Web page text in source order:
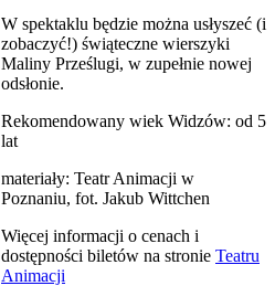
W spektaklu będzie można usłyszeć (i
zobaczyć!) świąteczne wierszyki
Maliny Prześlugi, w zupełnie nowej
odsłonie.
Rekomendowany wiek Widzów: od 5
lat
materiały: Teatr Animacji w
Poznaniu, fot. Jakub Wittchen
Więcej informacji o cenach i
dostępności biletów na stronie Teatru
Animacji